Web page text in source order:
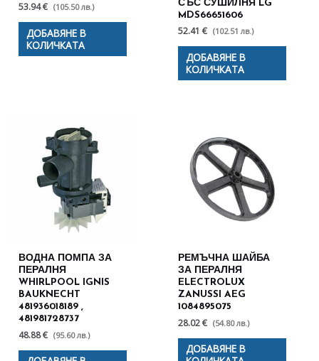
53.94 € (105.50 лв.)
ДОБАВЯНЕ В
КОЛИЧКАТА
СЪС СУШИЛНЯ LG
MDS66651606
52.41 € (102.51 лв.)
ДОБАВЯНЕ В
КОЛИЧКАТА
ВОДНА ПОМПА ЗА
ПЕРАЛНЯ
WHIRLPOOL IGNIS
BAUKNECHT
481936018189 ,
481981728737
48.88 € (95.60 лв.)
РЕМЪЧНА ШАЙБА
ЗА ПЕРАЛНЯ
ELECTROLUX
ZANUSSI AEG
1084895075
28.02 € (54.80 лв.)
ДОБАВЯНЕ В